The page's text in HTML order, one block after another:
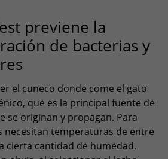
previene la
de bacterias y
el cuneco donde come el gato
que es la principal fuente de
se originan y propagan. Para
necesitan temperaturas de entre
cierta cantidad de humedad.